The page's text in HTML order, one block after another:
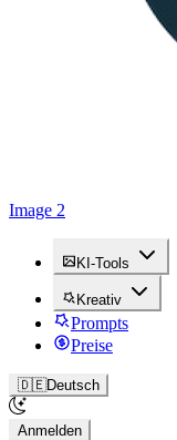
Image 2
KI-Tools
Kreativ
Prompts
Preise
🇩🇪Deutsch
Anmelden